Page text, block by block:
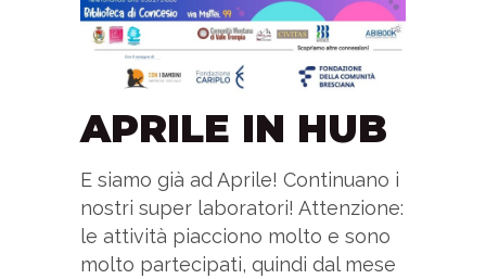
APRILE IN HUB
E siamo già ad Aprile! Continuano i
nostri super laboratori! Attenzione:
le attività piacciono molto e sono
molto partecipati, quindi dal mese